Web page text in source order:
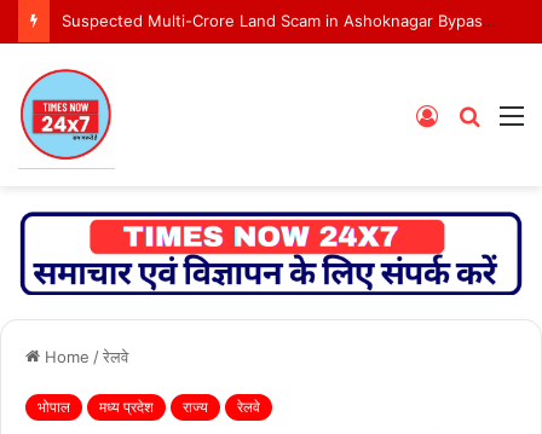
Suspected Multi-Crore Land Scam in Ashoknagar Bypass Project
Search
Log
Home /रेलवे
भोपाल मध्य प्रदेश राज्य रेलवे